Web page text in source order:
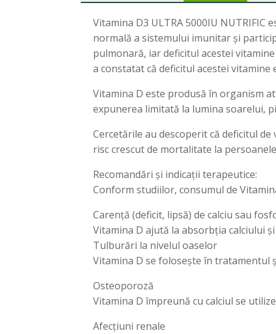
Vitamina D3 ULTRA 5000IU
normală a sistemului imunitar și
pulmonară, iar deficitul acestei
a constatat că deficitul acestei
Vitamina D este produsă în organism
expunerea limitată la lumina soarelui,
Cercetările au descoperit că deficitul
risc crescut de mortalitate la
Recomandări și indicații terapeutice:
Conform studiilor, consumul de
Carență (deficit, lipsă) de calciu sau
Vitamina D ajută la absorbția calciului
Tulburări la nivelul oaselor
Vitamina D se folosește în tratamentul
Osteoporoză
Vitamina D împreună cu calciul se
Afecțiuni renale